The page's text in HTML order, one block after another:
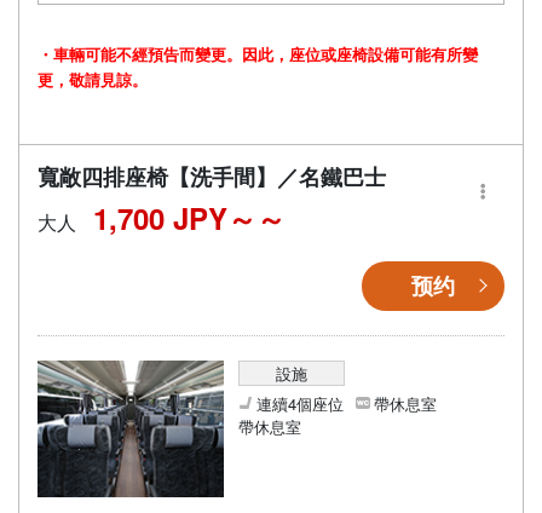
・車輛可能不經預告而變更。因此，座位或座椅設備可能有所變
更，敬請見諒。
寬敞四排座椅【洗手間】／名鐵巴士
大人 1,700 JPY～
预约
設施
連續4個座位
帶休息室
帶休息室